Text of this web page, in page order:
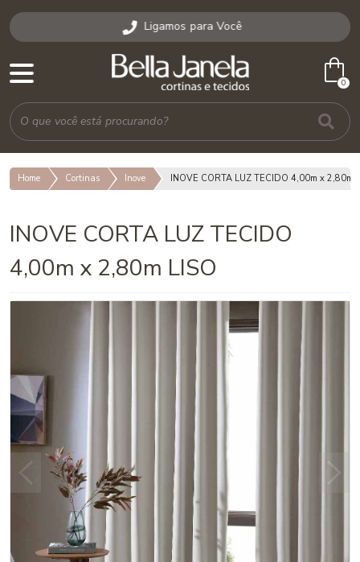
Ligamos para Você
0
shopping_bag
Home Cortinas Inove INOVE CORTA LUZ TECIDO 4,00m x 2,80m
INOVE CORTA LUZ TECIDO
4,00m x 2,80m LISO